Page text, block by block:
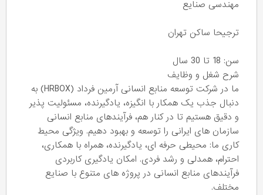
مهندسی صنایع
ترجیحا ساکن تهران
سن: 18 تا 30 سال
شرح شغل و وظایف
ما در شرکت توسعه منابع انسانی آرمین فرداد (HRBOX) به
دنبال جذب یک همکار با انگیزه، یادگیرنده، مسئولیت پذیر
و دقیق هستیم تا در کنار هم، فرآیندهای منابع انسانی
سازمان های ایرانی را توسعه و بهبود دهیم. ویژگی محیط
کاری ما: محیطی حرفه ای، یادگیرنده، همراه با همکاری،
احترام، همدلی و رشد فردی. امکان یادگیری کاربردی
فرآیندهای منابع انسانی در پروژه های متنوع با صنایع
مختلف.